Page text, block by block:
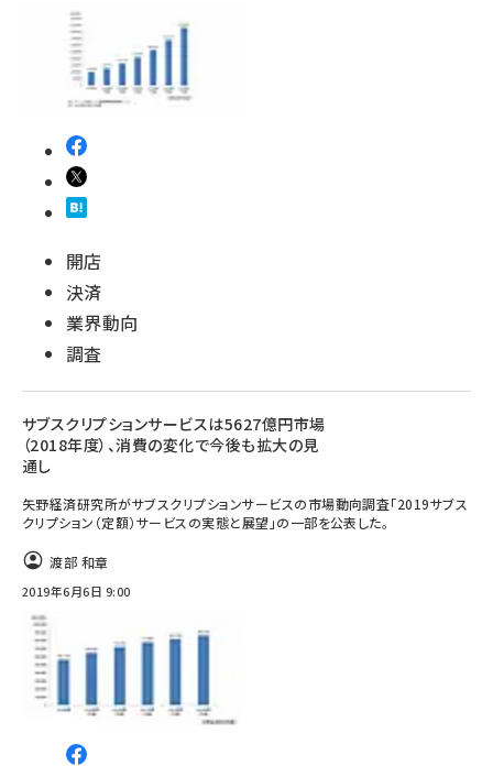
開店
決済
業界動向
調査
サブスクリプションサービスは5627億円市場
（2018年度）、消費の変化で今後も拡大の見
通し
矢野経済研究所がサブスクリプションサービスの市場動向調査「2019サブス
クリプション（定額）サービスの実態と展望」の一部を公表した。
渡部 和章
2019年6月6日 9:00